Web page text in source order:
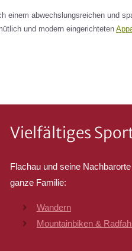
einem abwechslungsreichen und
und modern eingerichteten
Vielfältiges
Flachau und seine
ganze Familie:
Wandern
Mountainbiken &